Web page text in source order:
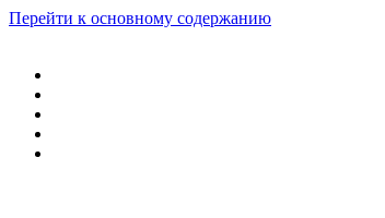
Перейти к основному содержанию